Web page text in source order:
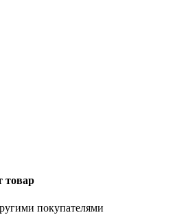
товар
покупателями